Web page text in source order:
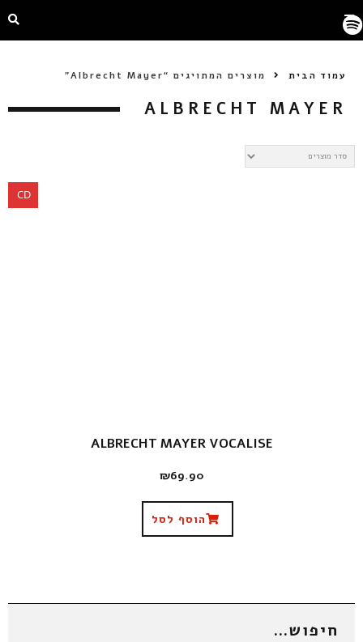
עמוד הבית מוצרים המתויגים “Albrecht Mayer”
ALBRECHT MAYER
CD
ALBRECHT MAYER VOCALISE
₪69.90
הוסף לסל
חיפוש…